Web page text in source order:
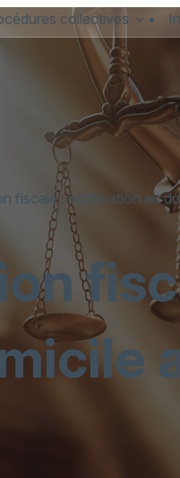
collectives
fiscale : notification au